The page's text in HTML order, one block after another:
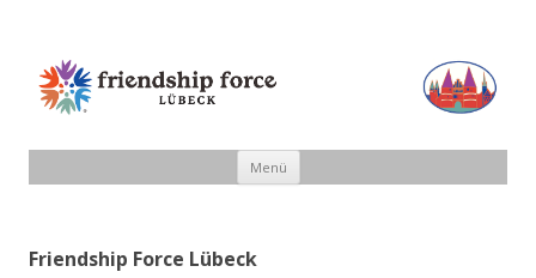
Menü Zum Inhalt springen
Friendship Force Lübeck